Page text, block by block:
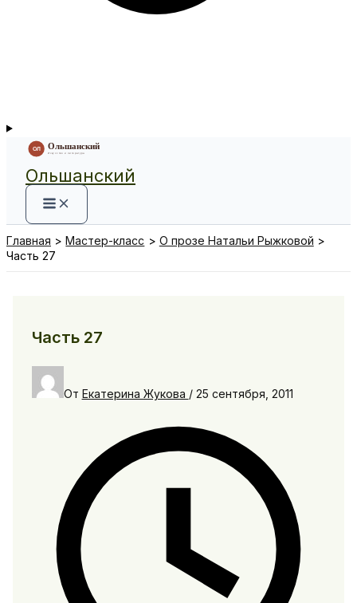
Ольшанский
Главная Мастер-класс
О прозе Натальи Рыжковой
Часть 27
Часть 27
От Екатерина Жукова / 25 сентября, 2011